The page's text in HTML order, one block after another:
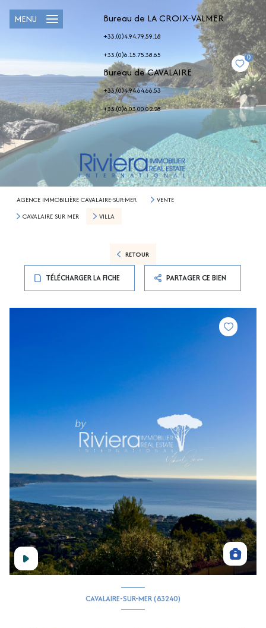
Bureau de LA CROIX-VALMER
+33.(0)4.94.79.59.18
+33.(0)6.15.75.38.65
Bureau de CAVALAIRE
+33.(0)4.94.64.66.53
+33.(0)6.03.00.02.28
0
MENU
AGENCE IMMOBILIÈRE CAVALAIRE-SUR-MER
VENTE
CAVALAIRE SUR MER
VILLA
RETOUR
TÉLÉCHARGER LA FICHE PARTAGER CE BIEN
CAVALAIRE-SUR-MER (83240)